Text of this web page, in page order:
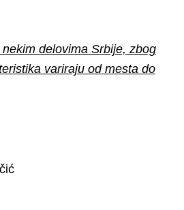
delovima Srbije, zbog
variraju od mesta do